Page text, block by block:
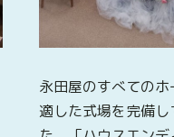
永田屋のすべての
適した式場を完備し